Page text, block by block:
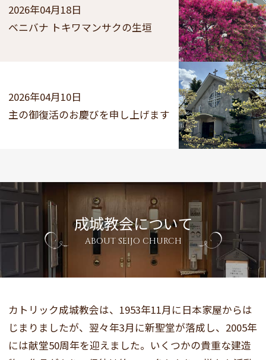
2026年04月18日
ベニバナ トキワマンサクの生垣
2026年04月10日
主の御復活のお慶びを申し上げます
成城教会について
ABOUT SEIJO CHURCH
カトリック成城教会は、1953年11月に日本家屋からは
じまりましたが、翌々年3月に新聖堂が落成し、2005年
には献堂50周年を迎えました。いくつかの貴重な建造